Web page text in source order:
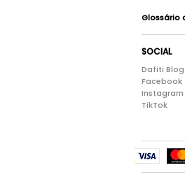
Glossário
SOCIAL
Dafiti Blog
Facebook
Instagram
TikTok